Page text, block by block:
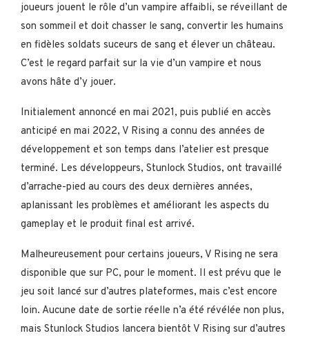
joueurs jouent le rôle d’un vampire affaibli, se réveillant de
son sommeil et doit chasser le sang, convertir les humains
en fidèles soldats suceurs de sang et élever un château.
C’est le regard parfait sur la vie d’un vampire et nous
avons hâte d’y jouer.
Initialement annoncé en mai 2021, puis publié en accès
anticipé en mai 2022, V Rising a connu des années de
développement et son temps dans l’atelier est presque
terminé. Les développeurs, Stunlock Studios, ont travaillé
d’arrache-pied au cours des deux dernières années,
aplanissant les problèmes et améliorant les aspects du
gameplay et le produit final est arrivé.
Malheureusement pour certains joueurs, V Rising ne sera
disponible que sur PC, pour le moment. Il est prévu que le
jeu soit lancé sur d’autres plateformes, mais c’est encore
loin. Aucune date de sortie réelle n’a été révélée non plus,
mais Stunlock Studios lancera bientôt V Rising sur d’autres